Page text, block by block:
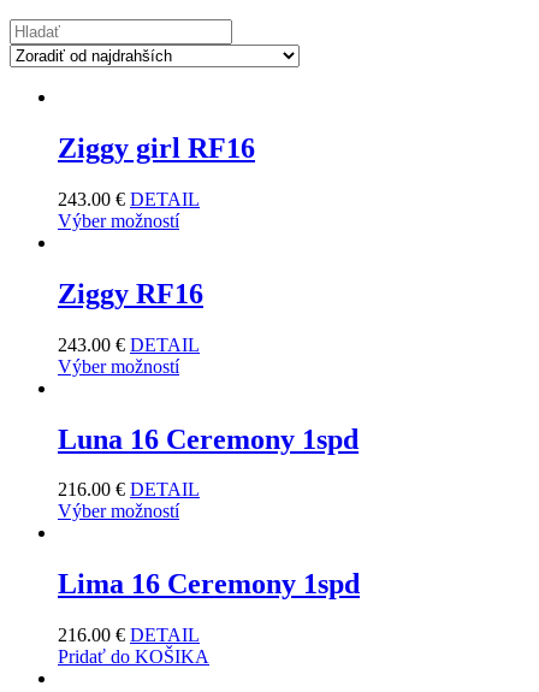
Ziggy girl RF16
243.00 € DETAIL
Výber možností
Ziggy RF16
243.00 € DETAIL
Výber možností
Luna 16 Ceremony 1spd
216.00 € DETAIL
Výber možností
Lima 16 Ceremony 1spd
216.00 € DETAIL
Pridať do KOŠIKA